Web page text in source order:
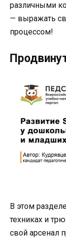
различными
— выражать
процессом!
В этом
техниках и
свой арсенал